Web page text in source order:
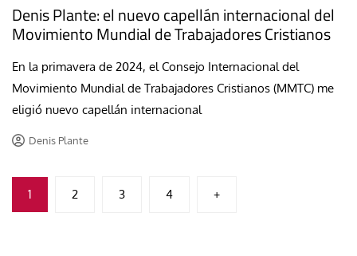
Denis Plante: el nuevo capellán internacional del
Movimiento Mundial de Trabajadores Cristianos
En la primavera de 2024, el Consejo Internacional del
Movimiento Mundial de Trabajadores Cristianos (MMTC) me
eligió nuevo capellán internacional
Denis Plante
Paginación
de
1 2 3 4 +